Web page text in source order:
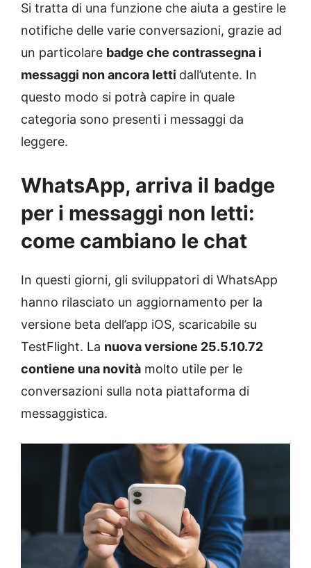
Si tratta di una funzione che aiuta a gestire le
notifiche delle varie conversazioni, grazie ad
un particolare badge che contrassegna i
messaggi non ancora letti dall’utente. In
questo modo si potrà capire in quale
categoria sono presenti i messaggi da
leggere.
WhatsApp, arriva il badge
per i messaggi non letti:
come cambiano le chat
In questi giorni, gli sviluppatori di WhatsApp
hanno rilasciato un aggiornamento per la
versione beta dell’app iOS, scaricabile su
TestFlight. La nuova versione 25.5.10.72
contiene una novità molto utile per le
conversazioni sulla nota piattaforma di
messaggistica.